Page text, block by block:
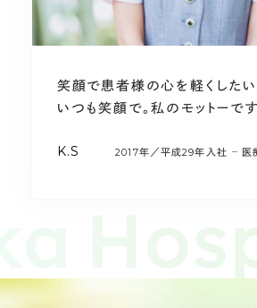
笑顔で患者様の心を軽くしたい
いつも笑顔で。私のモットーです
K.S 2017年／平成29年入社 医